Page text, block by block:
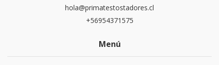
hola@primatestostadores.cl
+56954371575
Menú